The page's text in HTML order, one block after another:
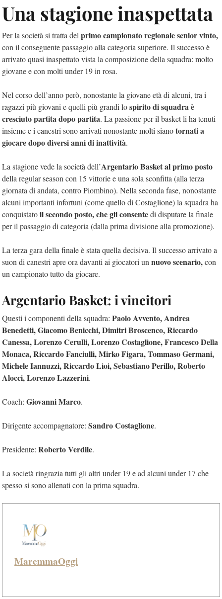
Una stagione inaspettata
Per la società si tratta delprimo campionato regionale senior vinto,
con il conseguente passaggio alla categoria superiore. Il successo è
arrivato quasi inaspettato vista la composizione della squadra: molto
giovane e con molti under 19 in rosa.
Nel corso dell’anno però, nonostante la giovane età di alcuni, tra i
ragazzi più giovani e quelli più grandi lospirito di squadra è
cresciuto partita dopo partita. La passione per il basket li ha tenuti
insieme e i canestri sono arrivati nonostante molti sianotornati a
giocare dopo diversi anni di inattività.
La stagione vede la società dell’Argentario Basket al primo posto
della regular season con 15 vittorie e una sola sconfitta (alla terza
giornata di andata, contro Piombino). Nella seconda fase, nonostante
alcuni importanti infortuni (come quello di Costaglione) la squadra ha
conquistatoil secondo posto, che gli consentedi disputare la finale
per il passaggio di categoria (dalla prima divisione alla promozione).
La terza gara della finale è stata quella decisiva. Il successo arrivato a
suon di canestri apre ora davanti ai giocatori unnuovo scenario,con
un campionato tutto da giocare.
Argentario Basket: i vincitori
Questi i componenti della squadra: Paolo Avvento, Andrea
Benedetti, Giacomo Benicchi, Dimitri Broscenco, Riccardo
Canessa, Lorenzo Cerulli, Lorenzo Costaglione, Francesco Della
Monaca, Riccardo Fanciulli, Mirko Figara, Tommaso Germani,
Michele Iannuzzi, Riccardo Lioi, Sebastiano Perillo, Roberto
Alocci, Lorenzo Lazzerini.
Coach: Giovanni Marco.
Dirigente accompagnatore: Sandro Costaglione.
Presidente: Roberto Verdile.
La società ringrazia tutti gli altri under 19 e ad alcuni under 17 che
spesso si sono allenati con la prima squadra.
MaremmaOggi